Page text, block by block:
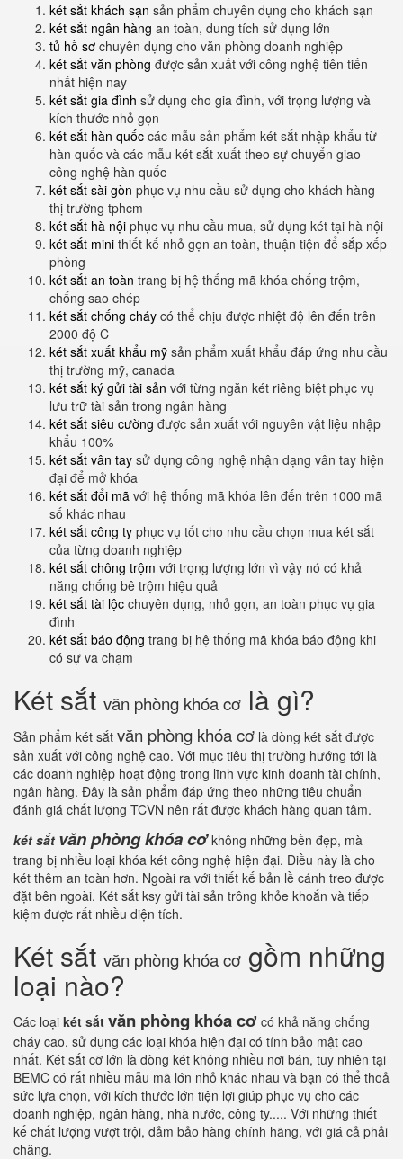
két sắt khách sạn sản phẩm chuyên dụng cho khách sạn
két sắt ngân hàng an toàn, dung tích sử dụng lớn
tủ hồ sơ chuyên dụng cho văn phòng doanh nghiệp
két sắt văn phòng được sản xuất với công nghệ tiên tiến
nhất hiện nay
két sắt gia đình sử dụng cho gia đình, với trọng lượng và
kích thước nhỏ gọn
két sắt hàn quốc các mẫu sản phẩm két sắt nhập khẩu từ
hàn quốc và các mẫu két sắt xuất theo sự chuyển giao
công nghệ hàn quốc
két sắt sài gòn phục vụ nhu cầu sử dụng cho khách hàng
thị trường tphcm
két sắt hà nội phục vụ nhu cầu mua, sử dụng két tại hà nội
két sắt mini thiết kế nhỏ gọn an toàn, thuận tiện để sắp xếp
phòng
két sắt an toàn trang bị hệ thống mã khóa chống trộm,
chống sao chép
két sắt chống cháy có thể chịu được nhiệt độ lên đến trên
2000 độ C
két sắt xuất khẩu mỹ sản phẩm xuất khẩu đáp ứng nhu cầu
thị trường mỹ, canada
két sắt ký gửi tài sản với từng ngăn két riêng biệt phục vụ
lưu trữ tài sản trong ngân hàng
két sắt siêu cường được sản xuất với nguyên vật liệu nhập
khẩu 100%
két sắt vân tay sử dụng công nghệ nhận dạng vân tay hiện
đại để mở khóa
két sắt đổi mã với hệ thống mã khóa lên đến trên 1000 mã
số khác nhau
két sắt công ty phục vụ tốt cho nhu cầu chọn mua két sắt
của từng doanh nghiệp
két sắt chông trộm với trọng lượng lớn vì vậy nó có khả
năng chống bê trộm hiệu quả
két sắt tài lộc chuyên dụng, nhỏ gọn, an toàn phục vụ gia
đình
két sắt báo động trang bị hệ thống mã khóa báo động khi
có sự va chạm
Két sắt văn phòng khóa cơ là gì?
Sản phẩm két sắt văn phòng khóa cơ là dòng két sắt được
sản xuất với công nghệ cao. Với mục tiêu thị trường hướng tới là
các doanh nghiệp hoạt động trong lĩnh vực kinh doanh tài chính,
ngân hàng. Đây là sản phẩm đáp ứng theo những tiêu chuẩn
đánh giá chất lượng TCVN nên rất được khách hàng quan tâm.
két sắt văn phòng khóa cơkhông những bền đẹp, mà
trang bị nhiều loại khóa két công nghệ hiện đại. Điều này là cho
két thêm an toàn hơn. Ngoài ra với thiết kế bản lề cánh treo được
đặt bên ngoài. Két sắt ksy gửi tài sản trông khỏe khoắn và tiếp
kiệm được rất nhiều diện tích.
Két sắt văn phòng khóa cơ gồm những
loại nào?
Các loại két sắt văn phòng khóa cơ có khả năng chống
cháy cao, sử dụng các loại khóa hiện đại có tính bảo mật cao
nhất. Két sắt cỡ lớn là dòng két không nhiều nơi bán, tuy nhiên tại
BEMC có rất nhiều mẫu mã lớn nhỏ khác nhau và bạn có thể thoả
sức lựa chọn, với kích thước lớn tiện lợi giúp phục vụ cho các
doanh nghiệp, ngân hàng, nhà nước, công ty..... Với những thiết
kế chất lượng vượt trội, đảm bảo hàng chính hãng, với giá cả phải
chăng.